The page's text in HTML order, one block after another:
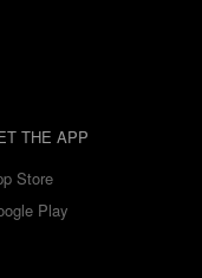
THE APP
Store
Play